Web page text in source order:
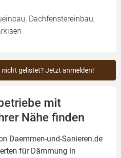
Dachfenstereinbau,
gelistet? Jetzt anmelden!
mit
Nähe finden
Daemmen-und-Sanieren.de
für Dämmung in